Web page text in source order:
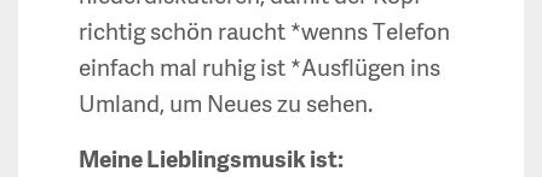
richtig schön raucht *wenns Telefon
einfach mal ruhig ist *Ausflügen ins
Umland, um Neues zu sehen.
Meine Lieblingsmusik ist: